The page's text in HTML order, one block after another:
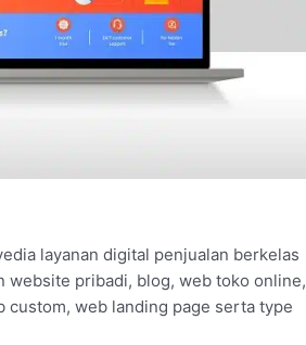
layanan digital penjualan berkelas
website pribadi, blog, web toko online,
custom, web landing page serta type